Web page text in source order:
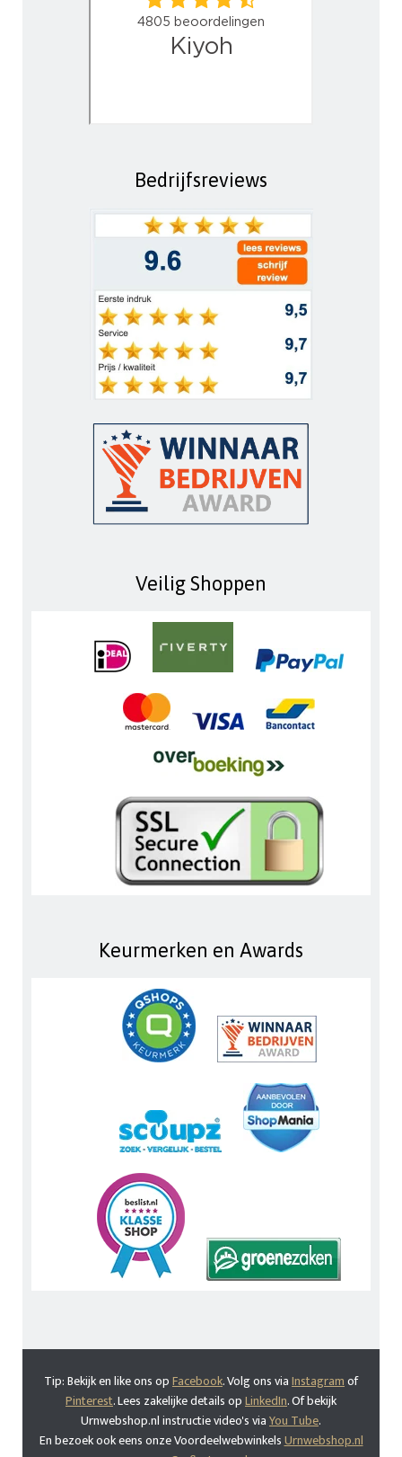
Bedrijfsreviews
Veilig Shoppen
Keurmerken en Awards
Tip: Bekijk en like ons opFacebook. Volg ons viaInstagramof
Pinterest. Lees zakelijke details opLinkedIn. Of bekijk
Urnwebshop.nl instructie video's viaYou Tube.
En bezoek ook eens onze VoordeelwebwinkelsUrnwebshop.nl